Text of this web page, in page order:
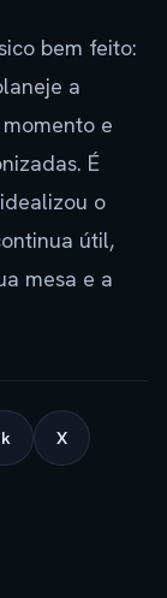
bem feito:
a
e
É
o
útil,
mesa e a
X